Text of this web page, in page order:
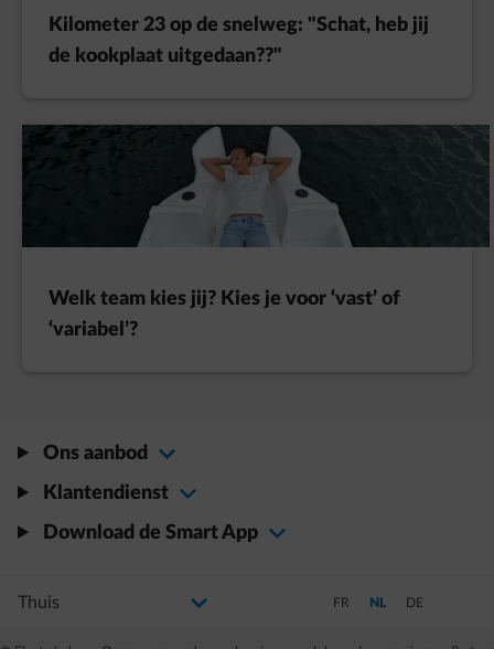
Kilometer 23 op de snelweg: "Schat, heb jij
de kookplaat uitgedaan??"
Welk team kies jij? Kies je voor ‘vast’ of
‘variabel’?
Ons aanbod
Klantendienst
Download de Smart App
Selecteer uw profiel
Als u de selectie wijzigt, gaat u naar een nieuwe pagina Schakel over naar Frans
FR Schakel over naar
NL Schakel over
DE